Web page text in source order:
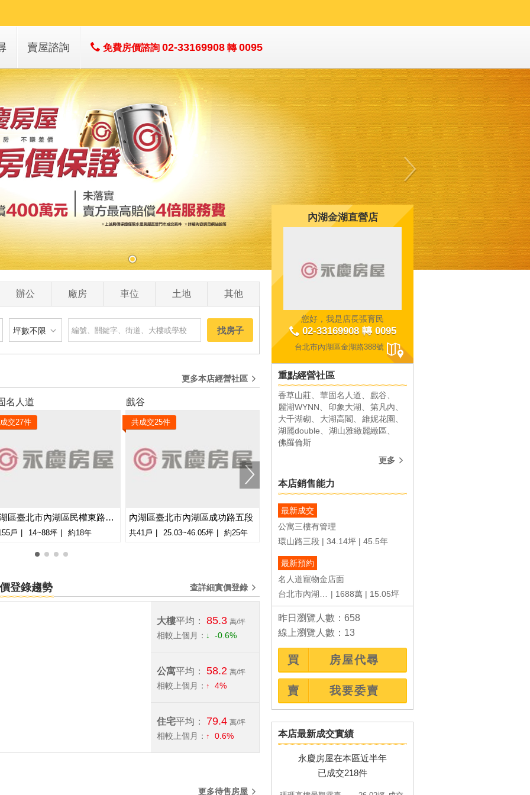
賣屋諮詢 免費房價諮詢 02-33169908 轉0095
0
辦公 廠房 車位 土地 其他
萬
萬
坪數不限
坪數不限
30 坪 - 40 坪
-
找房子
更多本店經營社區
名人道
內湖區臺北市內湖區民權東路六段
戶 14~88坪 約18年
交27件
戲谷
內湖區臺北市內湖區成功路五段
共41戶 25.03~46.05坪 約25年
共成交25件
麗湖WYNN
內湖區臺北市內湖區成功路五段
共78戶 10.55~52.01坪
共成交 22件
登錄趨勢 查詳細實價登錄
大樓平均： 85.3 萬/坪
相較上個月： -0.6%
公寓平均： 58.2 萬/坪
相較上個月： 4%
住宅平均： 79.4 萬/坪
相較上個月： 0.6%
更多待售房屋
內湖金湖直營店
您好，我是店長張育民
02-33169908 轉 0095
台北市內湖區金湖路388號
重點經營社區
香草山莊 華固名人道
戲谷
麗湖WYNN
印象大湖
第凡內
大千湖砌
大湖高閣
維妮花園
湖麗double
湖山雅緻麗緻區
佛羅倫斯
更多
本店銷售能力
最新成交
公寓三樓有管理
環山路三段
34.14坪 45.5年
最新預約
名人道寵物金店面
1688萬 15.05坪
昨日瀏覽人數：658
線上瀏覽人數：13
買 房屋代尋
賣 我要委賣
本店最新成交實績
永慶房屋在本區近半年
已成交218件